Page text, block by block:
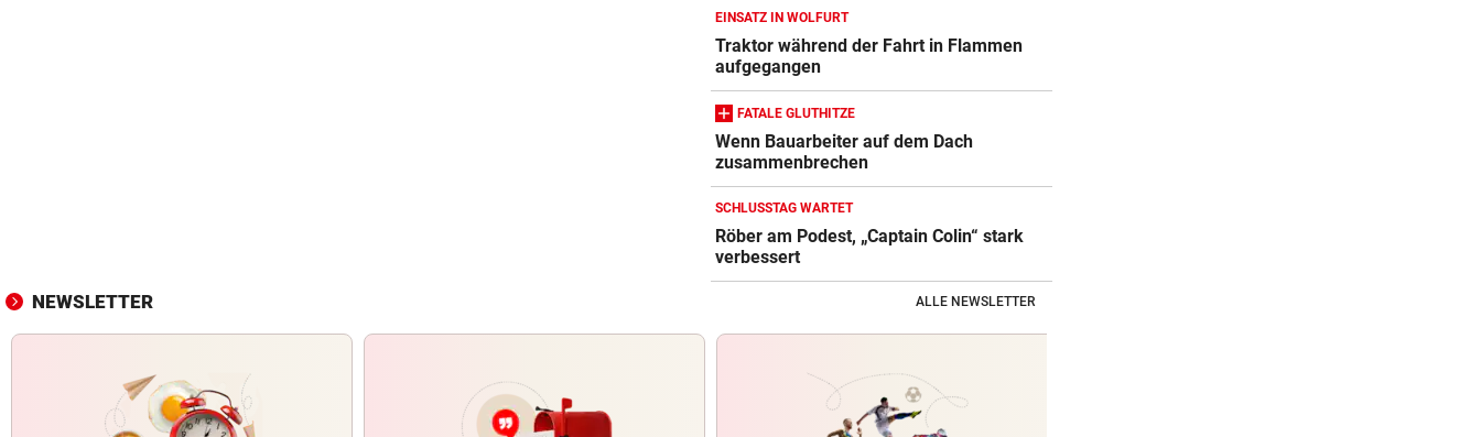
EINSATZ IN WOLFURT
Traktor während der Fahrt in Flammen
aufgegangen
FATALE GLUTHITZE
Wenn Bauarbeiter auf dem Dach
zusammenbrechen
SCHLUSSTAG WARTET
Röber am Podest, „Captain Colin“ stark
verbessert
NEWSLETTER ALLE NEWSLETTER